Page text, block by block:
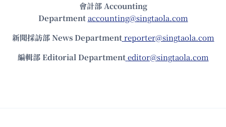
會計部 Accounting
Department accounting@singtaola.com
新聞採訪部 News Department reporter@singtaola.com
編輯部 Editorial Department editor@singtaola.com